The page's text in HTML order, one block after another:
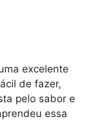
excelente
de fazer,
pelo sabor e
essa